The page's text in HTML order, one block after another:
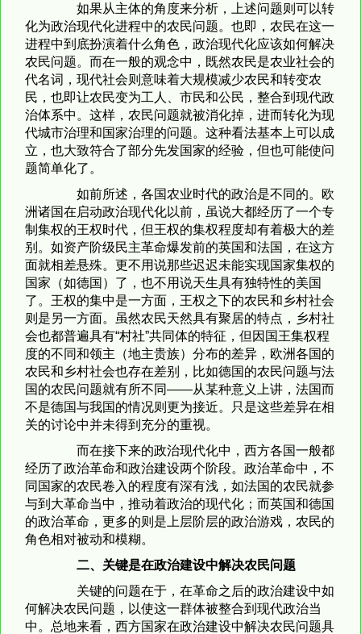
如果从主体的角度来分析，上述问题则可以转
化为政治现代化进程中的农民问题。也即，农民在这一
进程中到底扮演着什么角色，政治现代化应该如何解决
农民问题。而在一般的观念中，既然农民是农业社会的
代名词，现代社会则意味着大规模减少农民和转变农
民，也即让农民变为工人、市民和公民，整合到现代政
治体系中。这样，农民问题就被消化掉，进而转化为现
代城市治理和国家治理的问题。这种看法基本上可以成
立，也大致符合了部分先发国家的经验，但也可能使问
题简单化了。
如前所述，各国农业时代的政治是不同的。欧
洲诸国在启动政治现代化以前，虽说大都经历了一个专
制集权的王权时代，但王权的集权程度却有着极大的差
别。如资产阶级民主革命爆发前的英国和法国，在这方
面就相差悬殊。更不用说那些迟迟未能实现国家集权的
国家（如德国）了，也不用说天生具有独特性的美国
了。王权的集中是一方面，王权之下的农民和乡村社会
则是另一方面。虽然农民天然具有聚居的特点，乡村社
会也都普遍具有“村社”共同体的特征，但因国王集权程
度的不同和领主（地主贵族）分布的差异，欧洲各国的
农民和乡村社会也存在差别，比如德国的农民问题与法
国的农民问题就有所不同——从某种意义上讲，法国而
不是德国与我国的情况则更为接近。只是这些差异在相
关的讨论中并未得到充分的重视。
而在接下来的政治现代化中，西方各国一般都
经历了政治革命和政治建设两个阶段。政治革命中，不
同国家的农民卷入的程度有深有浅，如法国的农民就参
与到大革命当中，推动着政治的现代化；而英国和德国
的政治革命，更多的则是上层阶层的政治游戏，农民的
角色相对被动和模糊。
二、关键是在政治建设中解决农民问题
关键的问题在于，在革命之后的政治建设中如
何解决农民问题，以使这一群体被整合到现代政治当
中。总地来看，西方国家在政治建设中解决农民问题具